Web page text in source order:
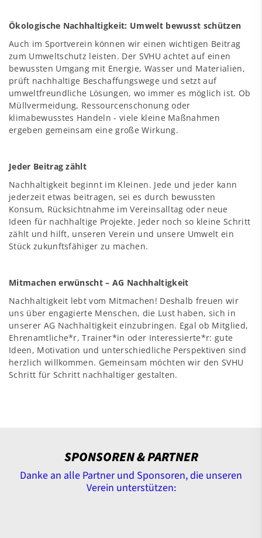
Ökologische Nachhaltigkeit: Umwelt bewusst schützen
Auch im Sportverein können wir einen wichtigen Beitrag
zum Umweltschutz leisten. Der SVHU achtet auf einen
bewussten Umgang mit Energie, Wasser und Materialien,
prüft nachhaltige Beschaffungswege und setzt auf
umweltfreundliche Lösungen, wo immer es möglich ist. Ob
Müllvermeidung, Ressourcenschonung oder
klimabewusstes Handeln - viele kleine Maßnahmen
ergeben gemeinsam eine große Wirkung.
Jeder Beitrag zählt
Nachhaltigkeit beginnt im Kleinen. Jede und jeder kann
jederzeit etwas beitragen, sei es durch bewussten
Konsum, Rücksichtnahme im Vereinsalltag oder neue
Ideen für nachhaltige Projekte. Jeder noch so kleine Schritt
zählt und hilft, unseren Verein und unsere Umwelt ein
Stück zukunftsfähiger zu machen.
Mitmachen erwünscht – AG Nachhaltigkeit
Nachhaltigkeit lebt vom Mitmachen! Deshalb freuen wir
uns über engagierte Menschen, die Lust haben, sich in
unserer AG Nachhaltigkeit einzubringen. Egal ob Mitglied,
Ehrenamtliche*r, Trainer*in oder Interessierte*r: gute
Ideen, Motivation und unterschiedliche Perspektiven sind
herzlich willkommen. Gemeinsam möchten wir den SVHU
Schritt für Schritt nachhaltiger gestalten.
SPONSOREN & PARTNER
Danke an alle Partner und Sponsoren, die unseren
Verein unterstützen: